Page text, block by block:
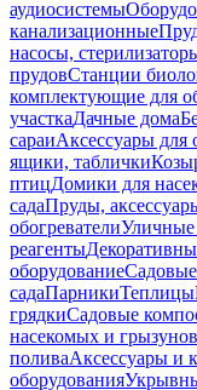
аудиосистемы
канализационные
насосы,
прудовСтанции
комплектующие для
участкаДачные дома
сараиАксессуары для
ящики, таблички
птицДомики для
садаПруды,
обогревателиУличные
реагенты
оборудование
садаПарникиТеплицы
грядкиСадовые
насекомых и грызунов
поливаАксессуары и
оборудования